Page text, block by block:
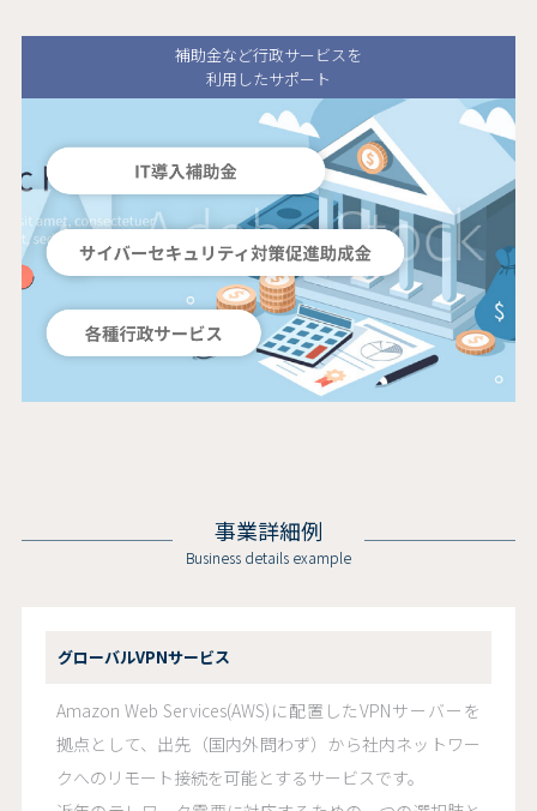
補助金など行政サービスを
利用したサポート
事業詳細例
Business details example
グローバルVPNサービス
Amazon Web Services(AWS)に配置したVPNサーバーを
拠点として、出先（国内外問わず）から社内ネットワー
クへのリモート接続を可能とするサービスです。